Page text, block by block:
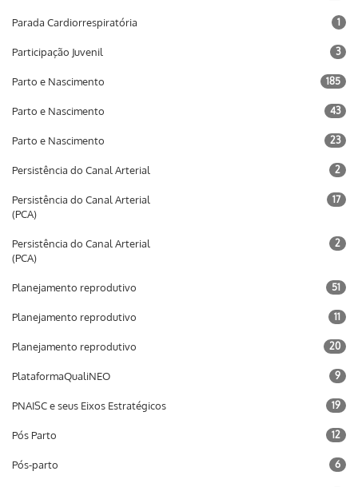
Parada Cardiorrespiratória 1
Participação Juvenil 3
Parto e Nascimento 185
Parto e Nascimento 43
Parto e Nascimento 23
Persistência do Canal Arterial 2
Persistência do Canal Arterial
(PCA)
17
Persistência do Canal Arterial
(PCA)
2
Planejamento reprodutivo 51
Planejamento reprodutivo 11
Planejamento reprodutivo 20
PlataformaQualiNEO 9
PNAISC e seus Eixos Estratégicos 19
Pós Parto 12
Pós-parto 6